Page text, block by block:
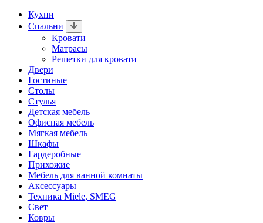
Кухни
Спальни
Кровати
Матрасы
Решетки для кровати
Двери
Гостиные
Столы
Стулья
Детская мебель
Офисная мебель
Мягкая мебель
Шкафы
Гардеробные
Прихожие
Мебель для ванной комнаты
Аксессуары
Техника Miele, SMEG
Свет
Ковры